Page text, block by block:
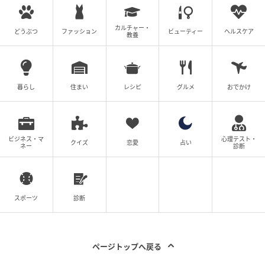
どうぶつ ファッション
カルチャー・
教養
ビューティー ヘルスケア
暮らし 住まい レシピ グルメ おでかけ
ビジネス・マ
ネー
クイズ 恋愛 占い
心理テスト・
診断
スポーツ 診断
ページトップへ戻る